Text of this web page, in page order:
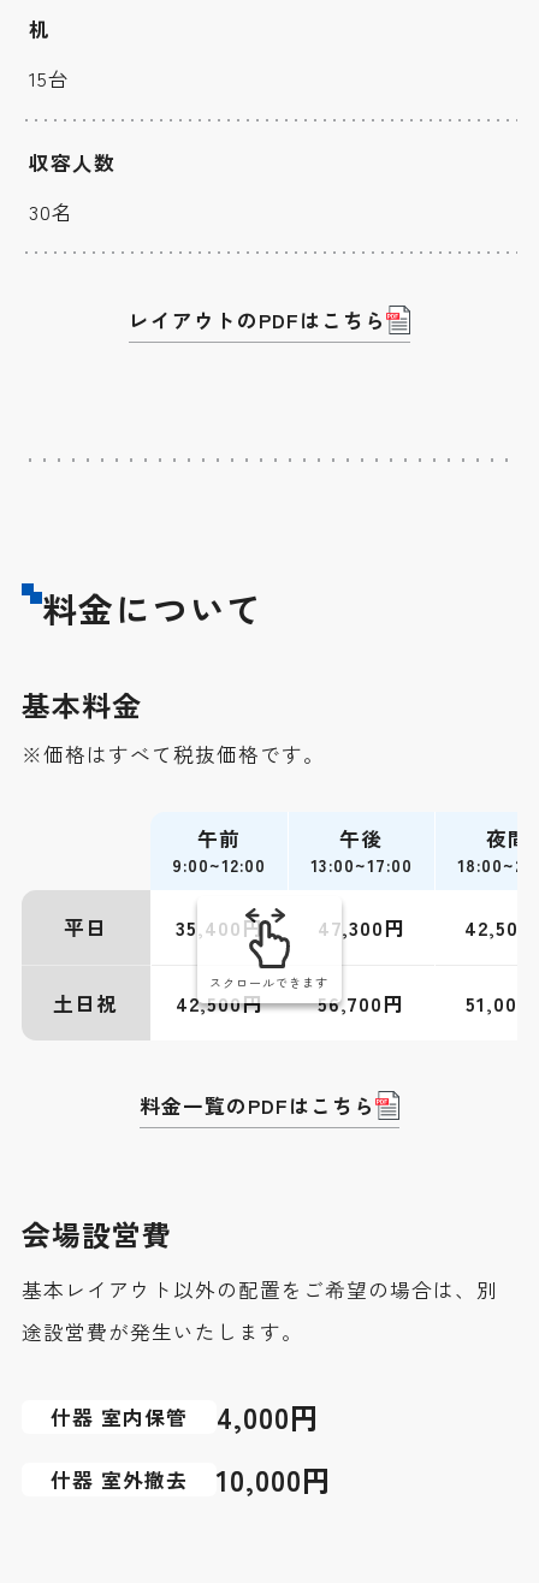
机
15台
収容人数
30名
レイアウトのPDFはこちら
料金について
基本料金
※価格はすべて税抜価格です。
午前
9:00~12:00
午後
13:00~17:00
夜間
平日 35,400円 47,300円 42,500
土日祝 42,500円 56,700円 51,000
スクロールできます
料金一覧のPDFはこちら
会場設営費
基本レイアウト以外の配置をご希望の場合は、別
途設営費が発生いたします。
什器 室内保管 4,000円
什器 室外撤去 10,000円